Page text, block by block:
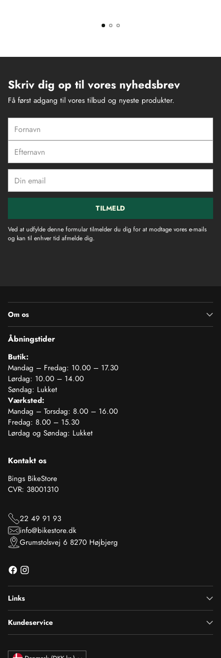
Skriv dig op til vores nyhedsbrev
Få først adgang til vores tilbud og nyeste produkter.
email
TILMELD
Ved at udfylde denne formular tilmelder du dig for at modtage vores e-mails
og kan til enhver tid afmelde dig.
Om os
Åbningstider
Butik:
Mandag – Fredag: 10.00 – 17.30
Lørdag: 10.00 – 14.00
Søndag: Lukket
Værksted:
Mandag – Torsdag: 8.00 – 16.00
Fredag: 8.00 – 15.30
Lørdag og Søndag: Lukket
Kontakt os
Bings BikeStore
CVR: 38001310
22 49 91 93
info@bikestore.dk
Grumstolsvej 6 8270 Højbjerg
Links
Kundeservice
Valuta